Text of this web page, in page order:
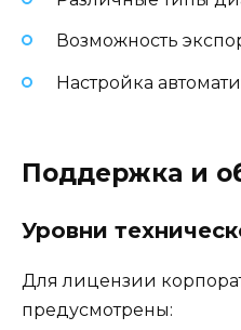
Возможность
Настройка
Поддержка и
Уровни
Для лицензии
предусмотрены: